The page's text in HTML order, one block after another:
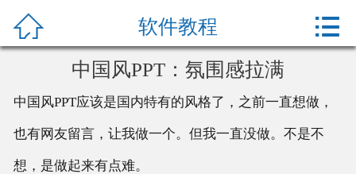
办公教程
产品中心
关于我们
 软件教程 
中国风PPT：氛围感拉满
中国风PPT应该是国内特有的风格了，之前一直想做，
也有网友留言，让我做一个。但我一直没做。不是不
想，是做起来有点难。